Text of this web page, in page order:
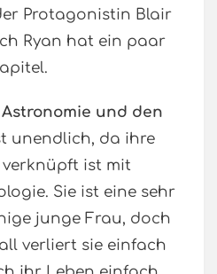
Protagonistin Blair
Ryan hat ein paar
und den
unendlich, da ihre
verknüpft ist mit
Sie ist eine sehr
junge Frau, doch
verliert sie einfach